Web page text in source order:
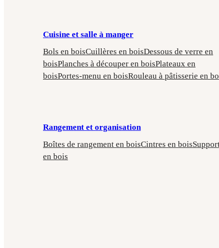
Cuisine et salle à manger
Bols en boisCuillères en boisDessous de verre en
boisPlanches à découper en boisPlateaux en
boisPortes-menu en boisRouleau à pâtisserie en
Rangement et organisation
Boîtes de rangement en boisCintres en bois
en bois